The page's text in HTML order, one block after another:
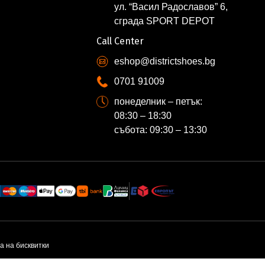
ул. “Васил Радославов” 6,
сграда SPORT DEPOT
Call Center
eshop@districtshoes.bg
0701 91009
понеделник – петък:
08:30 – 18:30
събота: 09:30 – 13:30
на бисквитки